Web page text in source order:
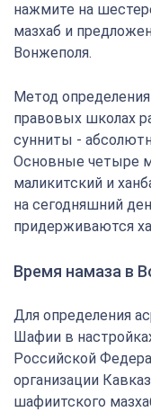
нажмите на
мазхаб и
Вонжеполя.
Метод
правовых школах
сунниты -
Основные четыре
маликитский и
на сегодняшний
придерживаются
Время намаза в
Для определения
Шафии в
Российской
организации
шафиитского